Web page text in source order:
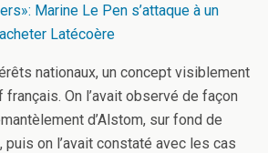
Marine Le Pen s’attaque à un
Latécoère
nationaux, un concept visiblement
français. On l’avait observé de façon
d’Alstom, sur fond de
puis on l’avait constaté avec les cas